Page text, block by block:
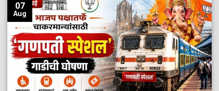
07
Aug